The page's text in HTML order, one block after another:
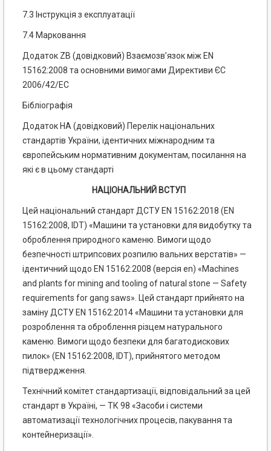
7.3 Інструкція з експлуатації
7.4 Марковання
Додаток ZB (довідковий) Взаємозв’язок між EN
15162:2008 та основними вимогами Директиви ЄС
2006/42/ЕС
Бібліографія
Додаток НА (довідковий) Перелік національних
стандартів України, ідентичних міжнародним та
європейським нормативним документам, посилання на
які є в цьому стандарті
НАЦІОНАЛЬНИЙ ВСТУП
Цей національний стандарт ДСТУ EN 15162:2018 (EN
15162:2008, IDT) «Машини та установки для видобутку та
оброблення природного каменю. Вимоги щодо
безпечності штрипсових розпилю вальних верстатів» —
ідентичний щодо EN 15162:2008 (версія en) «Machines
and plants for mining and tooling of natural stone — Safety
requirements for gang saws». Цей стандарт прийнято на
заміну ДСТУ EN 15162:2014 «Машини та установки для
розроблення та оброблення різцем натурального
каменю. Вимоги щодо безпеки для багатодискових
пилок» (EN 15162:2008, IDT), прийнятого методом
підтвердження.
Технічний комітет стандартизації, відповідальний за цей
стандарт в Україні, — ТК 98 «Засоби і системи
автоматизації технологічних процесів, пакування та
контейнеризації».